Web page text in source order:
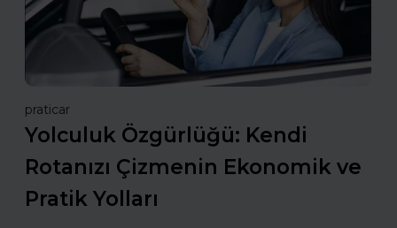
praticar
Yolculuk Özgürlüğü: Kendi
Rotanızı Çizmenin Ekonomik ve
Pratik Yolları